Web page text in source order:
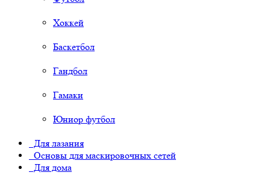
Хоккей
Баскетбол
Гандбол
Гамаки
Юниор футбол
Для лазания
Основы для маскировочных сетей
Для дома